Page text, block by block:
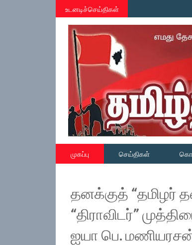
உடனடிச்செய்திகள்
முகப்பு செய்திகள்
தனக்குத் “தமிழர்
“திராவிடர்”
ஐயா பெ.